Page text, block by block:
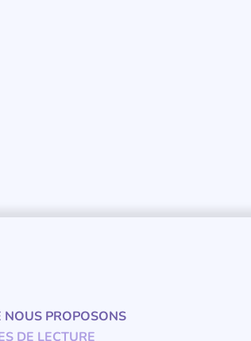
NOUS PROPOSONS
DE LECTURE